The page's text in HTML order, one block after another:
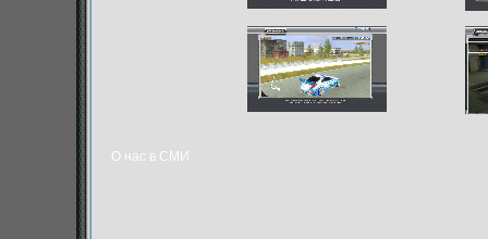
О нас в СМИ